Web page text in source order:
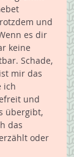
und
es dir
keine
Schade,
mir das
ich
und
übergibt,
das
oder